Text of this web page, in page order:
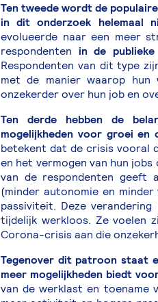
Ten tweede wordt de
in dit onderzoek helemaal
evolueerde naar een meer
respondenten in de
Respondenten van dit type
met de manier waarop hun
onzekerder over hun job en
Ten derde hebben de
mogelijkheden voor groei
betekent dat de crisis vooral
en het vermogen van hun
van de respondenten geeft
(minder autonomie en
passiviteit. Deze
tijdelijk werkloos. Ze voelen
Corona-crisis aan die
Tegenover dit patroon staat
meer mogelijkheden biedt
van de werklast en toename